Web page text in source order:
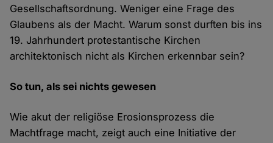
Gesellschaftsordnung. Weniger eine Frage des
Glaubens als der Macht. Warum sonst durften bis ins
19. Jahrhundert protestantische Kirchen
architektonisch nicht als Kirchen erkennbar sein?
So tun, als sei nichts gewesen
Wie akut der religiöse Erosionsprozess die
Machtfrage macht, zeigt auch eine Initiative der